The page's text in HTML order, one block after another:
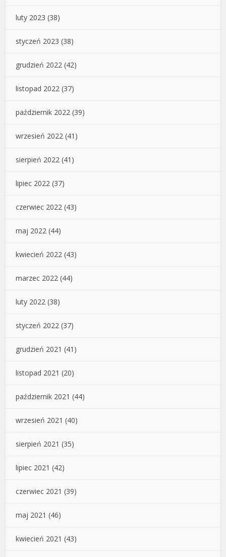
luty 2023 (38)
styczeń 2023 (38)
grudzień 2022 (42)
listopad 2022 (37)
październik 2022 (39)
wrzesień 2022 (41)
sierpień 2022 (41)
lipiec 2022 (37)
czerwiec 2022 (43)
maj 2022 (44)
kwiecień 2022 (43)
marzec 2022 (44)
luty 2022 (38)
styczeń 2022 (37)
grudzień 2021 (41)
listopad 2021 (20)
październik 2021 (44)
wrzesień 2021 (40)
sierpień 2021 (35)
lipiec 2021 (42)
czerwiec 2021 (39)
maj 2021 (46)
kwiecień 2021 (43)